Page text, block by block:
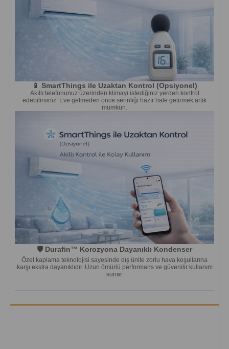
📱 SmartThings ile Uzaktan Kontrol (Opsiyonel)
Akıllı telefonunuz üzerinden klimayı istediğiniz yerden kontrol
edebilirsiniz. Eve gelmeden önce serinliği hazır hale getirmek artık
mümkün.
🛡️ Durafin™ Korozyona Dayanıklı Kondenser
Özel kaplama teknolojisi sayesinde dış ünite zorlu hava koşullarına
karşı ekstra dayanıklıdır. Uzun ömürlü performans ve güvenilir kullanım
sunar.